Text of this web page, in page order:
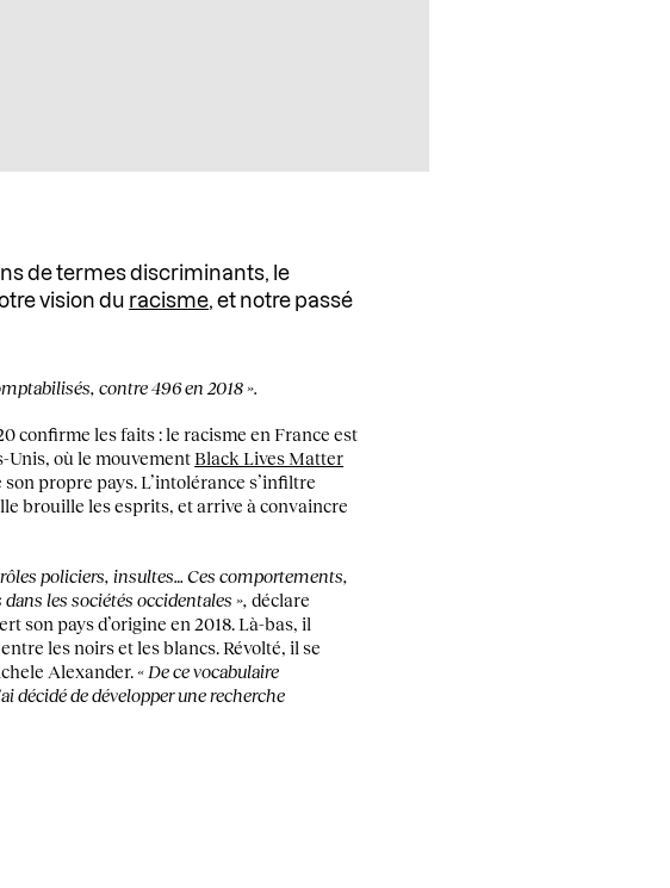
de termes discriminants, le
vision du racisme, et notre passé
contre 496 en 2018 ».
confirme les faits : le racisme en France est
Unis, où le mouvementBlack Lives Matter
son propre pays. L’intolérance s’infiltre
brouille les esprits, et arrive à convaincre
policiers, insultes… Ces comportements,
les sociétés occidentales », déclare
son pays d’origine en 2018. Là-bas, il
les noirs et les blancs. Révolté, il se
Alexander.« De ce vocabulaire
décidé de développer une recherche